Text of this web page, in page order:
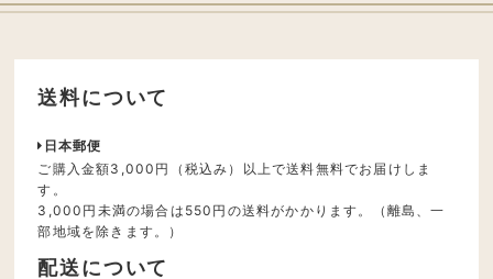
送料について
日本郵便
ご購入金額3,000円（税込み）以上で送料無料でお届けしま
す。
3,000円未満の場合は550円の送料がかかります。（離島、一
部地域を除きます。）
配送について